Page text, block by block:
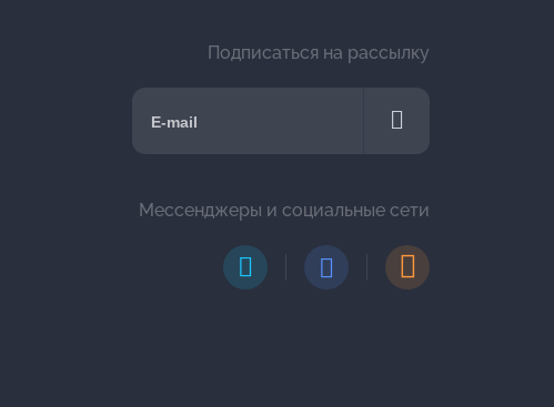
Подписаться на рассылку
Мессенджеры и социальные сети